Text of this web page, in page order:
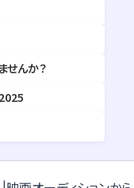
せんか？